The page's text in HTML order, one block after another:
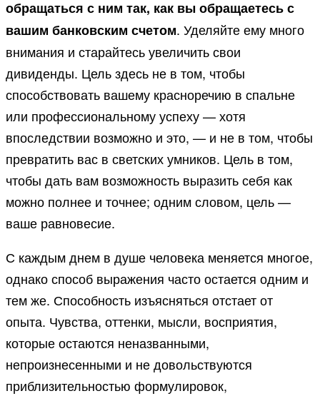
обращаться с ним так, как вы обращаетесь с
вашим банковским счетом. Уделяйте ему много
внимания и старайтесь увеличить свои
дивиденды. Цель здесь не в том, чтобы
способствовать вашему красноречию в спальне
или профессиональному успеху — хотя
впоследствии возможно и это, — и не в том, чтобы
превратить вас в светских умников. Цель в том,
чтобы дать вам возможность выразить себя как
можно полнее и точнее; одним словом, цель —
ваше равновесие.
С каждым днем в душе человека меняется многое,
однако способ выражения часто остается одним и
тем же. Способность изъясняться отстает от
опыта. Чувства, оттенки, мысли, восприятия,
которые остаются неназванными,
непроизнесенными и не довольствуются
приблизительностью формулировок,